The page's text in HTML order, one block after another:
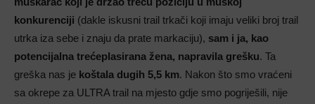
konkurenciji (dakle iskusni trail trkači koji imaju veliki broj trail
utrka iza sebe i znaju da prate markaciju), sam i ja, kao
potencijalna trećeplasirana žena, napravila grešku. Ta
greška nas je koštala dugih 5,5 km. Nakon što smo vraćeni
sa okrepe za ULTRA trail na mjesto gdje smo pogriješili, nije